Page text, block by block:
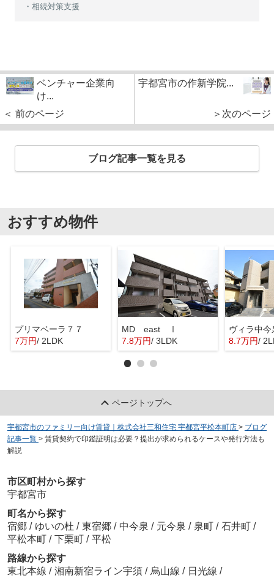
・相続対策支援
ベンチャー企業向
け...
＜ 前のページ
宇都宮市の作新学院...
＞次のページ
ブログ記事一覧を見る
おすすめ物件
プリマベーラ７７
7万円/ 2LDK
MD east Ⅰ
7.8万円/ 3LDK
ヴィラ中今
8.7万円/
ページトップへ
宇都宮市のファミリー向け賃貸｜株式会社三和住宅 宇都宮平松本町店 > ブログ
記事一覧 > 賃貸契約で印鑑証明は必要？提出が求められるケースや発行方法も
解説
市区町村から探す
宇都宮市
町名から探す
宿郷 / ゆいの杜 / 東宿郷 / 中今泉 / 元今泉 / 泉町 / 石井町 /
平松本町 / 下栗町 / 平松
路線から探す
東北本線 / 湘南新宿ライン宇須 / 烏山線 / 日光線 /